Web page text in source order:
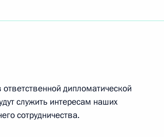
совета
пенсионеров»
дипломатической
служить интересам наших
сотрудничества.